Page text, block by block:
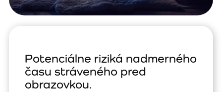
Potenciálne riziká nadmerného
času stráveného pred
obrazovkou.